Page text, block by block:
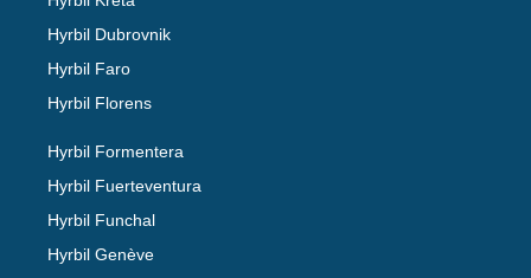
Hyrbil Dubrovnik
Hyrbil Faro
Hyrbil Florens
Hyrbil Formentera
Hyrbil Fuerteventura
Hyrbil Funchal
Hyrbil Genève